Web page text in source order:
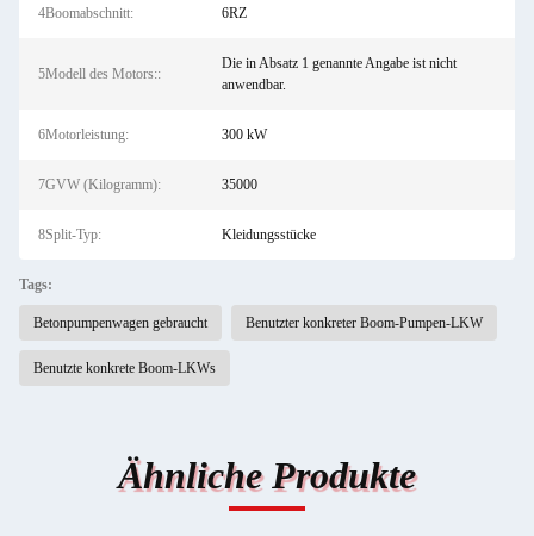
4Boomabschnitt: 6RZ
5Modell des Motors::
Die in Absatz 1 genannte Angabe ist nicht
anwendbar.
6Motorleistung: 300 kW
7GVW (Kilogramm): 35000
8Split-Typ: Kleidungsstücke
Tags:
Betonpumpenwagen gebraucht Benutzter konkreter Boom-Pumpen-LKW
Benutzte konkrete Boom-LKWs
Ähnliche Produkte